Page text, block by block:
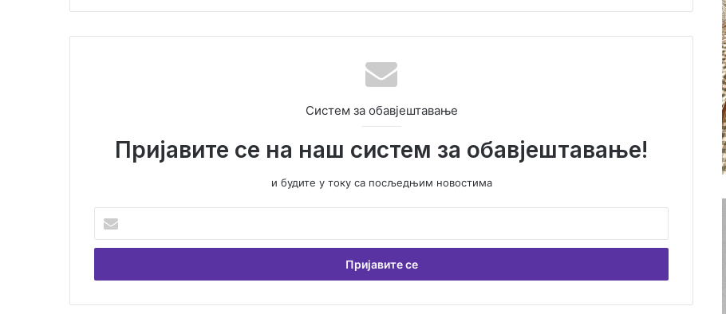
Систем за обавјештавање
Пријавите се на наш систем за обавјештавање!
и будите у току са посљедњим новостима
е
и